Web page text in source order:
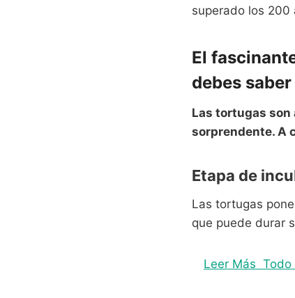
superado los 200
El
debes saber
Las tortugas
sorprendente. A
Etapa de
Las tortugas
que puede durar
Leer Más Todo